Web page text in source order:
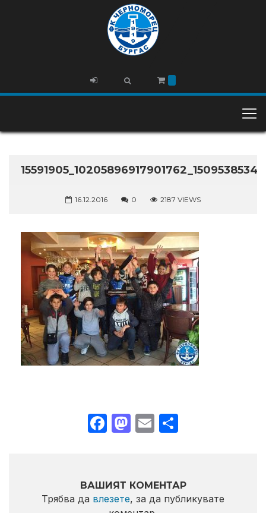
16.12.2016 0 2187 VIEWS
Facebook
Mastodon
Email
ВАШИЯТ КОМЕНТАР
Трябва да влезете, за да публикувате